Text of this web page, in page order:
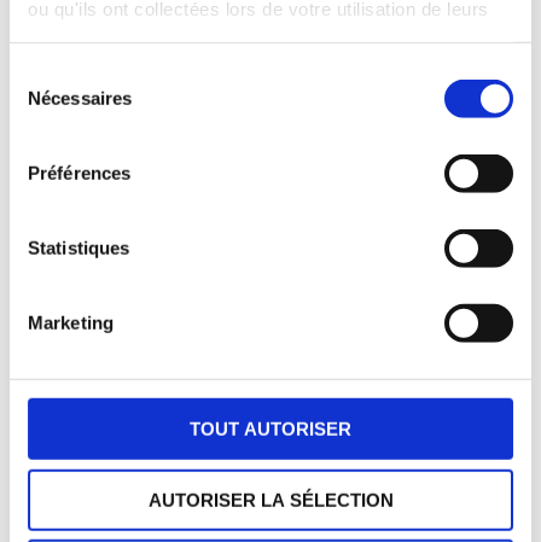
ou qu'ils ont collectées lors de votre utilisation de leurs
Nécessaires
Préférences
Statistiques
Marketing
TOUT AUTORISER
AUTORISER LA SÉLECTION
Faire découvrir la mixité
porcins-bovins